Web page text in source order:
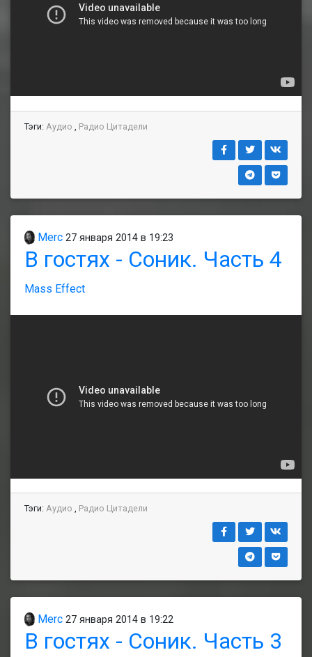
Тэги: Аудио Радио Цитадели
Merc 27 января 2014 в 19:23
В гостях - Соник. Часть 4
Mass Effect
Тэги: Аудио Радио Цитадели
Merc 27 января 2014 в 19:22
В гостях - Соник. Часть 3